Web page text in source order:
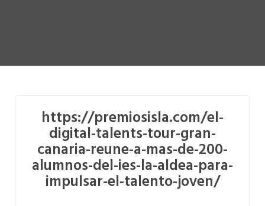
https://premiosisla.com/el-
digital-talents-tour-gran-
canaria-reune-a-mas-de-200-
alumnos-del-ies-la-aldea-para-
impulsar-el-talento-joven/